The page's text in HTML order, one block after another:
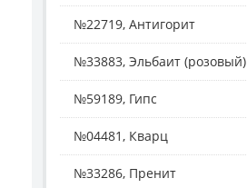
№22719, Антигорит
№33883, Эльбаит (розовый)
№59189, Гипс
№04481, Кварц
№33286, Пренит